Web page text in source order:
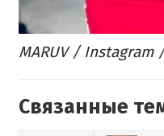
MARUV /
Связанные